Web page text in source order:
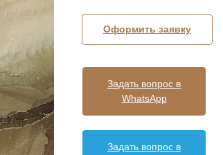
Оформить заявку
Задать вопрос в
WhatsApp
Задать вопрос в